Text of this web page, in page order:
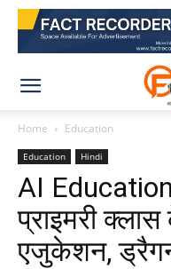
Home Education
Education Hindi
AI
प्राइमरी
एजुकेशन,